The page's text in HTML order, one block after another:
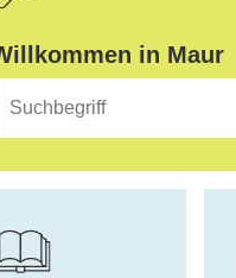
in Maur